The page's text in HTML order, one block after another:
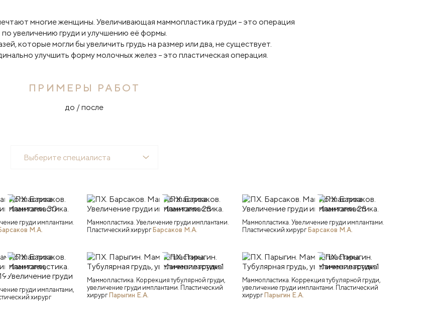
многие женщины. Увеличивающая маммопластика груди – это операция
по увеличению груди и улучшению её формы.
которые могли бы увеличить грудь на размер или два, не существует.
улучшить форму молочных желез – это пластическая операция.
ПРИМЕРЫ РАБОТ
до / после
Выберите специалиста
груди имплантами.
М.А.
Маммопластика. Увеличение груди имплантами.
Пластический хирург Барсаков М.А.
Маммопластика. Увеличение груди имплантами.
Пластический хирург Барсаков М.А.
груди имплантами,
хирург
Маммопластика. Коррекция тубулярной груди,
увеличение груди имплантами. Пластический
хирург Парыгин Е.А.
Маммопластика. Коррекция тубулярной груди,
увеличение груди имплантами. Пластический
хирург Парыгин Е.А.